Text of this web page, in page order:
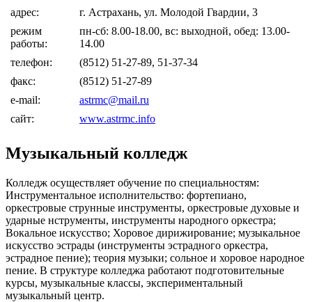
адрес:
г. Астрахань, ул. Молодой Гвардии, 3
режим
работы:
пн-сб: 8.00-18.00, вс: выходной, обед: 13.00-
14.00
телефон:
(8512) 51-27-89, 51-37-34
факс:
(8512) 51-27-89
e-mail:
astrmc@mail.ru
сайт:
www.astrmc.info
Музыкальный колледж
Колледж осуществляет обучение по специальностям:
Инструментальное исполнительство: фортепиано,
оркестровые струнные инструменты, оркестровые духовые и
ударные нструменты, инструменты народного оркестра;
Вокальное искусство; Хоровое дирижирование; музыкальное
искусство эстрады (инструменты эстрадного оркестра,
эстрадное пение); теория музыки; сольное и хоровое народное
пение. В структуре колледжа работают подготовительные
курсы, музыкальные классы, экспериментальный
музыкальный центр.